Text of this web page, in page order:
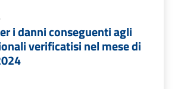
i danni conseguenti agli
verificatisi nel mese di